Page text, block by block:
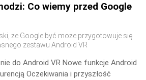
Co wiemy przed Google
że Google być może przygotowuje się
zestawu Android VR
do Android VR Nowe funkcje Android
Oczekiwania i przyszłość